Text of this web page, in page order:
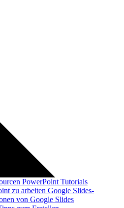
PowerPoint Tutorials
zu arbeiten Google Slides-
von Google Slides